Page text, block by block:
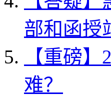
部和函授
【重磅
难？